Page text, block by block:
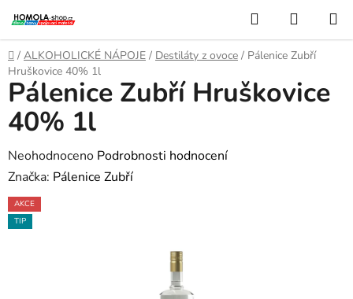
na
obsah
Hledat
KOŠÍK
Domů
/ ALKOHOLICKÉ NÁPOJE / Destiláty z ovoce / Pálenice Zubří
Hruškovice 40% 1l
Pálenice Zubří Hruškovice
40% 1l
Průměrné
hodnocení
produktu
je
Neohodnoceno Podrobnosti hodnocení
Značka: Pálenice Zubří
AKCE
TIP